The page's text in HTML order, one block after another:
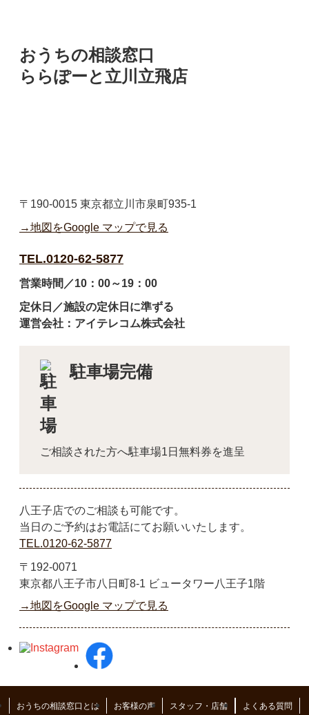
おうちの相談窓口
ららぽーと立川立飛店
〒190-0015 東京都立川市泉町935-1
→地図をGoogle マップで見る
TEL.0120-62-5877
営業時間／10：00～19：00
定休日／施設の定休日に準ずる
運営会社：アイテレコム株式会社
駐車場完備
ご相談された方へ駐車場1日無料券を進呈
八王子店でのご相談も可能です。
当日のご予約はお電話にてお願いいたします。
TEL.0120-62-5877
〒192-0071
東京都八王子市八日町8-1 ビュータワー八王子1階
→地図をGoogle マップで見る
おうちの相談窓口とは お客様の声 スタッフ・店舗 よくある質問